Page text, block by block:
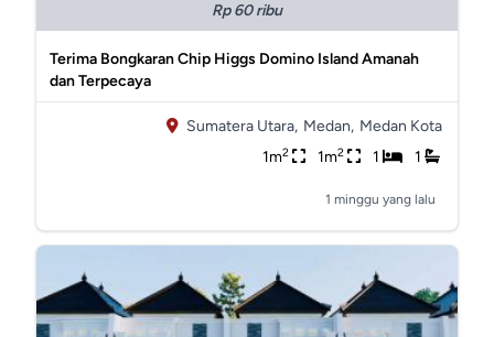
Rp 60 ribu
Terima Bongkaran Chip Higgs Domino Island Amanah
dan Terpecaya
Sumatera Utara, Medan, Medan Kota
1m2 1m2 1 1
1 minggu yang lalu